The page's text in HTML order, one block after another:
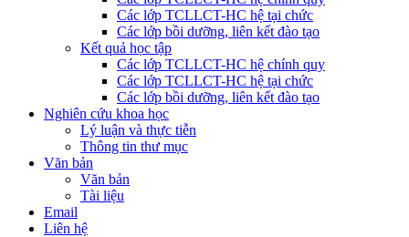
Các lớp TCLLCT-HC hệ tại chức
Các lớp bồi dưỡng, liên kết đào tạo
Kết quả học tập
Các lớp TCLLCT-HC hệ chính quy
Các lớp TCLLCT-HC hệ tại chức
Các lớp bồi dưỡng, liên kết đào tạo
Nghiên cứu khoa học
Lý luận và thực tiễn
Thông tin thư mục
Văn bản
Văn bản
Tài liệu
Email
Liên hệ